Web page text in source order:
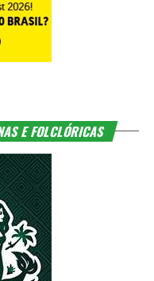
E FOLCLÓRICAS